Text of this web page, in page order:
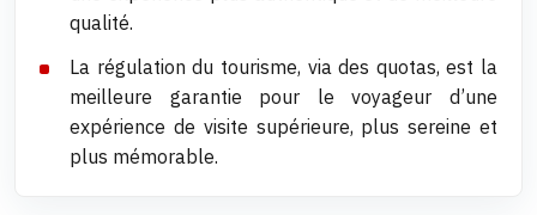
qualité.
La régulation du tourisme, via des quotas, est la
meilleure garantie pour le voyageur d’une
expérience de visite supérieure, plus sereine et
plus mémorable.